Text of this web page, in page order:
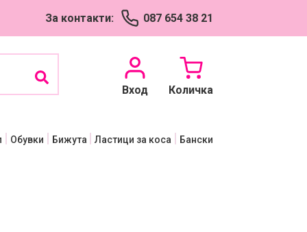
За контакти: 087 654 38 21
Вход Количка
Обувки Бижута Ластици за коса Бански
продукт в количката